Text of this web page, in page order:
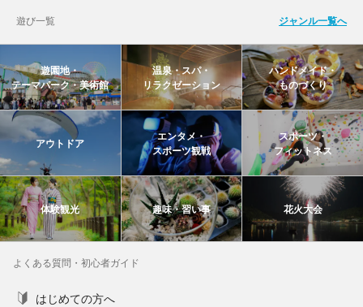
遊び一覧 ジャンル一覧へ
遊園地・
テーマパーク・美術館
温泉・スパ・
リラクゼーション
ハンドメイド・
ものづくり
アウトドア
エンタメ・
スポーツ観戦
スポーツ・
フィットネス
体験観光 趣味・習い事 花火大会
よくある質問・初心者ガイド
はじめての方へ